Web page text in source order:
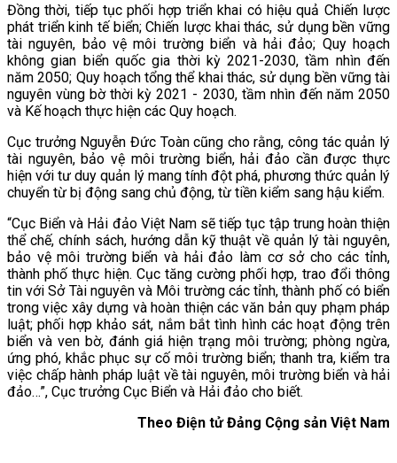
Đồng thời, tiếp tục phối hợp triển khai có hiệu quả Chiến lược
phát triển kinh tế biển; Chiến lược khai thác, sử dụng bền vững
tài nguyên, bảo vệ môi trường biển và hải đảo; Quy hoạch
không gian biển quốc gia thời kỳ 2021-2030, tầm nhìn đến
năm 2050; Quy hoạch tổng thể khai thác, sử dụng bền vững tài
nguyên vùng bờ thời kỳ 2021 - 2030, tầm nhìn đến năm 2050
và Kế hoạch thực hiện các Quy hoạch.
Cục trưởng Nguyễn Đức Toàn cũng cho rằng, công tác quản lý
tài nguyên, bảo vệ môi trường biển, hải đảo cần được thực
hiện với tư duy quản lý mang tính đột phá, phương thức quản lý
chuyển từ bị động sang chủ động, từ tiền kiểm sang hậu kiểm.
“Cục Biển và Hải đảo Việt Nam sẽ tiếp tục tập trung hoàn thiện
thể chế, chính sách, hướng dẫn kỹ thuật về quản lý tài nguyên,
bảo vệ môi trường biển và hải đảo làm cơ sở cho các tỉnh,
thành phố thực hiện. Cục tăng cường phối hợp, trao đổi thông
tin với Sở Tài nguyên và Môi trường các tỉnh, thành phố có biển
trong việc xây dựng và hoàn thiện các văn bản quy phạm pháp
luật; phối hợp khảo sát, nắm bắt tình hình các hoạt động trên
biển và ven bờ, đánh giá hiện trạng môi trường; phòng ngừa,
ứng phó, khắc phục sự cố môi trường biển; thanh tra, kiểm tra
việc chấp hành pháp luật về tài nguyên, môi trường biển và hải
đảo…”, Cục trưởng Cục Biển và Hải đảo cho biết.
Theo Điện tử Đảng Cộng sản Việt Nam